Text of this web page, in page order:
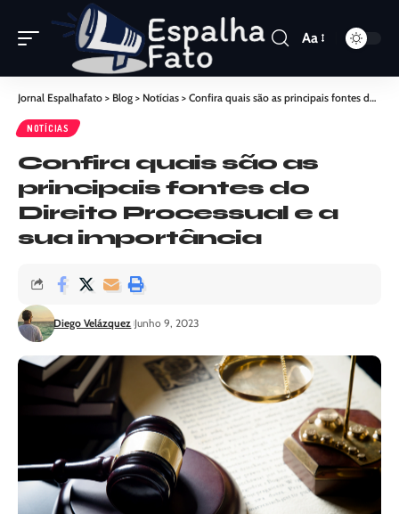
Aa
Jornal Espalhafato > Blog > Notícias > Confira quais são as principais fontes do Direito Processual e a sua importância
NOTÍCIAS
Confira quais são as
principais fontes do
Direito Processual e a
sua importância
Diego Velázquez Junho 9, 2023